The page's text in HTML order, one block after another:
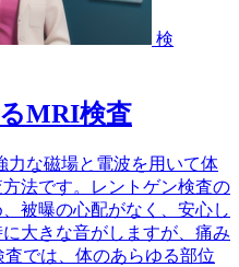
検
MRI検査
力な磁場と電波を用いて体
法です。レントゲン検査の
被曝の心配がなく、安心し
大きな音がしますが、痛み
では、体のあらゆる部位